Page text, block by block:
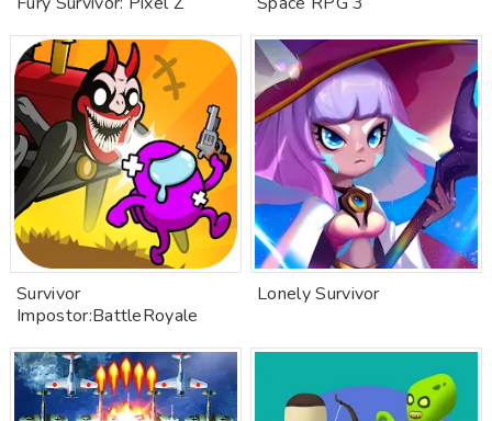
Survivor
Impostor:BattleRoyale
Lonely Survivor